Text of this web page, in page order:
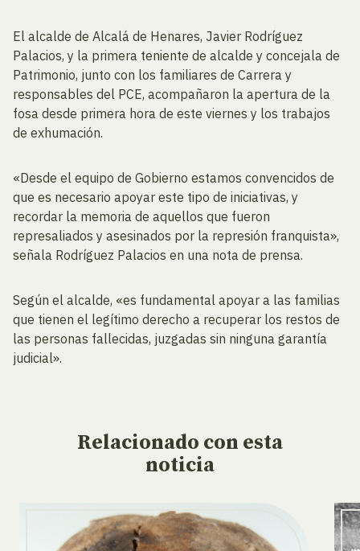
El alcalde de Alcalá de Henares, Javier Rodríguez
Palacios, y la primera teniente de alcalde y concejala de
Patrimonio, junto con los familiares de Carrera y
responsables del PCE, acompañaron la apertura de la
fosa desde primera hora de este viernes y los trabajos
de exhumación.
«Desde el equipo de Gobierno estamos convencidos de
que es necesario apoyar este tipo de iniciativas, y
recordar la memoria de aquellos que fueron
represaliados y asesinados por la represión franquista»,
señala Rodríguez Palacios en una nota de prensa.
Según el alcalde, «es fundamental apoyar a las familias
que tienen el legítimo derecho a recuperar los restos de
las personas fallecidas, juzgadas sin ninguna garantía
judicial».
Relacionado con esta
noticia